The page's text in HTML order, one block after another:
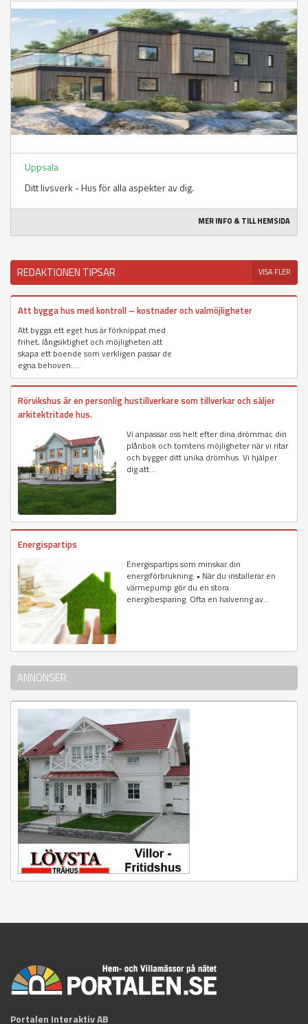
Uppsala
Ditt livsverk - Hus för alla aspekter av dig.
MER INFO & TILL HEMSIDA
REDAKTIONEN TIPSAR VISA FLER
Att bygga hus med kontroll – kostnader och valmöjligheter
Att bygga ett eget hus är förknippat med
frihet, långsiktighet och möjligheten att
skapa ett boende som verkligen passar de
egna behoven....
Rörvikshus är en personlig hustillverkare som tillverkar och säljer
arkitektritade hus.
Vi anpassar oss helt efter dina drömmar, din
plånbok och tomtens möjligheter när vi ritar
och bygger ditt unika drömhus. Vi hjälper
dig att...
Energispartips
Energispartips som minskar din
energiförbrukning. • När du installerar en
värmepump gör du en stora
energibesparing. Ofta en halvering av...
ANNONSER
Portalen Interaktiv AB